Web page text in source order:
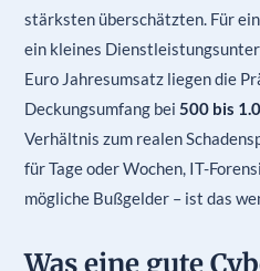
stärksten überschätzten. Für
ein kleines
Euro Jahresumsatz liegen die
Deckungsumfang bei500 bis
Verhältnis zum realen
für Tage oder Wochen, IT-
mögliche Bußgelder – ist das
Was eine gute